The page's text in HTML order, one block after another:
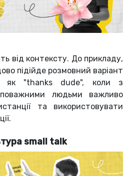
від контексту. До прикладу,
підійде розмовний варіант
як "thanks dude", коли з
людьми важливо
та використовувати
small talk